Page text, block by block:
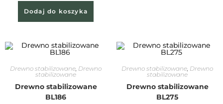
Dodaj do koszyka
Drewno stabilizowane Drewno
stabilizowane
Drewno stabilizowane
BL186
Drewno stabilizowane Drewno
stabilizowane
Drewno stabilizowane
BL275